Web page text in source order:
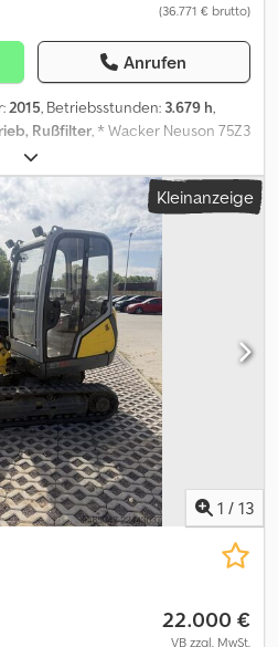
(36.771 € brutto)
Anrufen
2015, Betriebsstunden: 3.679 h,
Rußfilter, * Wacker Neuson 75Z3
h * Gewicht: 8.382 kg * SWE
Grabenlöffel * Vollverrohrung *
* Angaben ohne Gewähr
Kleinanzeige
1 / 13
22.000 €
VB zzgl. MwSt.